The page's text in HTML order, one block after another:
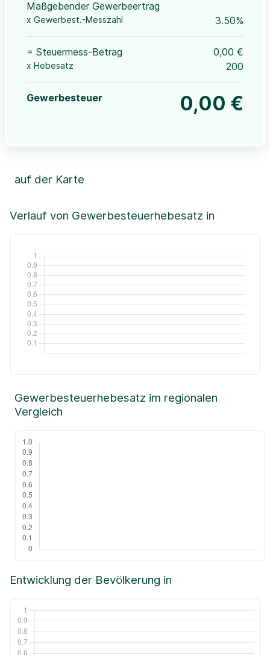
Maßgebender Gewerbeertrag
x Gewerbest.-Messzahl 3.50%
= Steuermess-Betrag 0,00 €
x Hebesatz 200
Gewerbesteuer 0,00 €
Verlauf von Gewerbesteuerhebesatz in
auf der Karte
+
Leaflet|©OpenStreetMap, ©CartoDB,
Entwicklung der Bevölkerung in
Gewerbesteuerhebesatz im regionalen
Vergleich